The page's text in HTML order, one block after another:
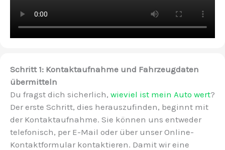
Schritt 1: Kontaktaufnahme und Fahrzeugdaten
übermitteln
Du fragst dich sicherlich, wieviel ist mein Auto wert?
Der erste Schritt, dies herauszufinden, beginnt mit
der Kontaktaufnahme. Sie können uns entweder
telefonisch, per E-Mail oder über unser Online-
Kontaktformular kontaktieren. Damit wir eine